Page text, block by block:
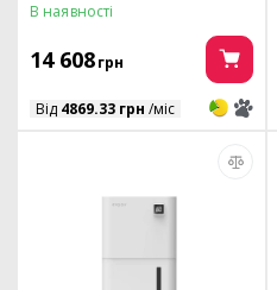
В наявності
14 608грн
Від 4869.33 грн /міс 3 3